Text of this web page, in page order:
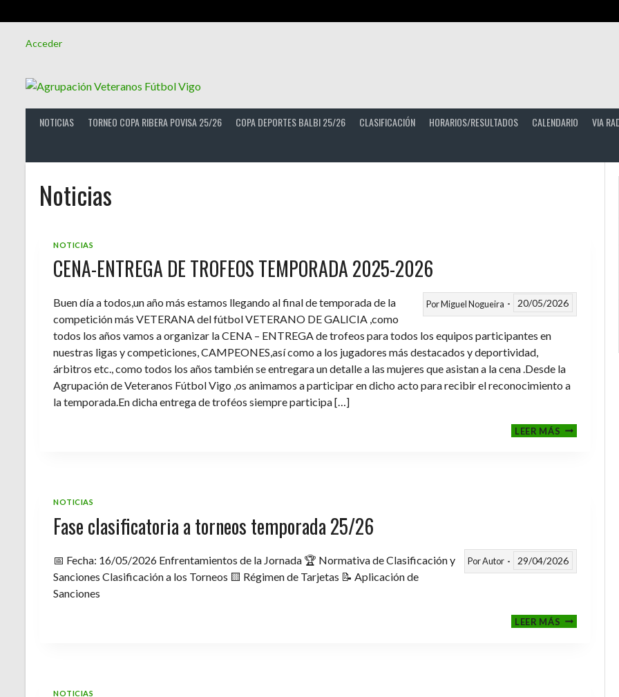
Acceder
NOTICIAS TORNEO COPA RIBERA POVISA 25/26 COPA DEPORTES BALBI 25/26 CLASIFICACIÓN HORARIOS/RESULTADOS CALENDARIO VIA
Noticias
NOTICIAS
CENA-ENTREGA DE TROFEOS TEMPORADA 2025-2026
PorMiguel Nogueira 20/05/2026
Buen día a todos,un año más estamos llegando al final de temporada de la
competición más VETERANA del fútbol VETERANO DE GALICIA ,como
todos los años vamos a organizar la CENA – ENTREGA de trofeos para todos los equipos participantes en
nuestras ligas y competiciones, CAMPEONES,así como a los jugadores más destacados y deportividad,
árbitros etc., como todos los años también se entregara un detalle a las mujeres que asistan a la cena .Desde la
Agrupación de Veteranos Fútbol Vigo ,os animamos a participar en dicho acto para recibir el reconocimiento a
la temporada.En dicha entrega de troféos siempre participa […]
LEER MÁSCENA-
ENTREGA
NOTICIAS
Fase clasificatoria a torneos temporada 25/26
PorAutor 29/04/2026
📅 Fecha: 16/05/2026 Enfrentamientos de la Jornada 🏆 Normativa de Clasificación y
Sanciones Clasificación a los Torneos 🟨 Régimen de Tarjetas 📝 Aplicación de
Sanciones
LEER MÁSFASE
NOTICIAS